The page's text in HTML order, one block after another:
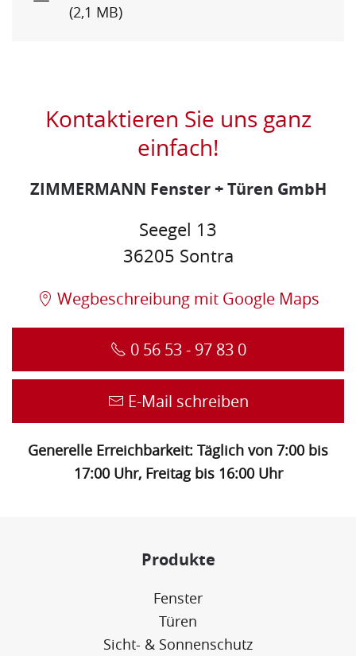
(2,1 MB)
Kontaktieren Sie uns ganz
einfach!
ZIMMERMANN Fenster + Türen GmbH
Seegel 13
36205 Sontra
Wegbeschreibung mit Google Maps
0 56 53 - 97 83 0
E-Mail schreiben
Generelle Erreichbarkeit: Täglich von 7:00 bis
17:00 Uhr, Freitag bis 16:00 Uhr
Produkte
Fenster
Türen
Sicht- & Sonnenschutz